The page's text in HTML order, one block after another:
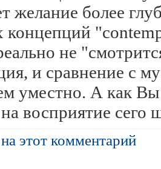
желание более
концепций
не
и сравнение с
уместно. А как Вы
восприятие сего
этот комментарий